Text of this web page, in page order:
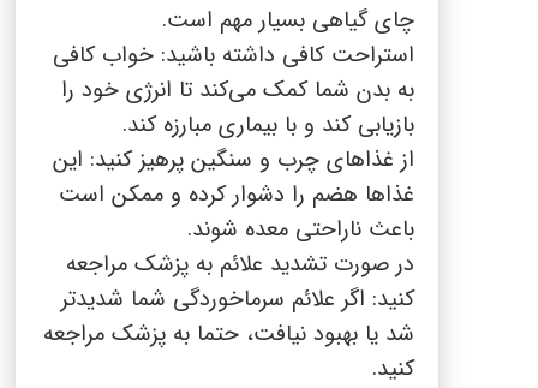
چای گیاهی بسیار مهم است.
استراحت کافی داشته باشید: خواب کافی
به بدن شما کمک می‌کند تا انرژی خود را
بازیابی کند و با بیماری مبارزه کند.
از غذاهای چرب و سنگین پرهیز کنید: این
غذاها هضم را دشوار کرده و ممکن است
باعث ناراحتی معده شوند.
در صورت تشدید علائم به پزشک مراجعه
کنید: اگر علائم سرماخوردگی شما شدیدتر
شد یا بهبود نیافت، حتما به پزشک مراجعه
کنید.